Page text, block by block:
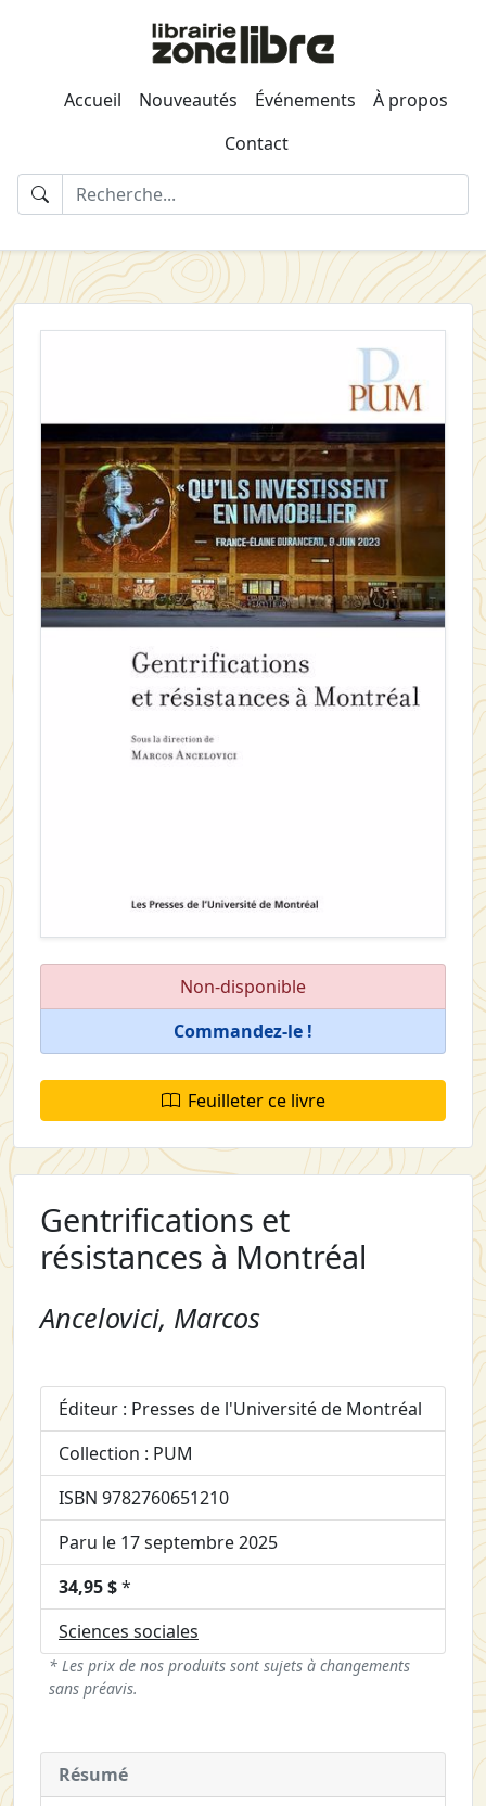
Accueil Nouveautés Événements
À propos
Contact
Non-disponible
Commandez-le !
Feuilleter ce livre
Gentrifications et
résistances à Montréal
Ancelovici, Marcos
Éditeur : Presses de l'Université de Montréal
Collection : PUM
ISBN 9782760651210
Paru le 17 septembre 2025
34,95 $*
Sciences sociales
* Les prix de nos produits sont sujets à changements
sans préavis.
Résumé